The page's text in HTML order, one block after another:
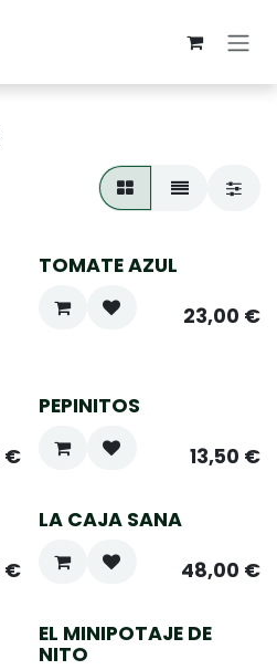
TOMATE AZUL
23,00 €
€ ¡Nuevo!
PEPINITOS
13,50 €
€
LA CAJA SANA
48,00 €
EL MINIPOTAJE DE
NITO